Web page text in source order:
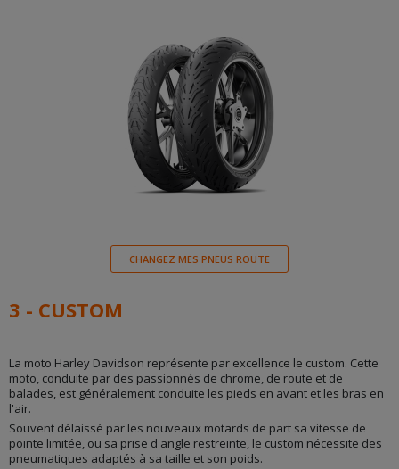
CHANGEZ MES PNEUS ROUTE
3 - CUSTOM
La moto Harley Davidson représente par excellence le custom. Cette
moto, conduite par des passionnés de chrome, de route et de
balades, est généralement conduite les pieds en avant et les bras en
l'air.
Souvent délaissé par les nouveaux motards de part sa vitesse de
pointe limitée, ou sa prise d'angle restreinte, le custom nécessite des
pneumatiques adaptés à sa taille et son poids.